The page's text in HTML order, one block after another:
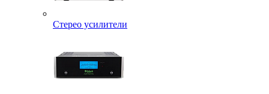
Стерео усилители